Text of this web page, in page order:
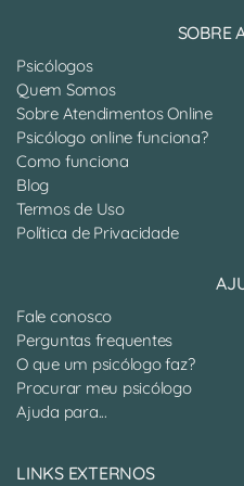
SOBRE
Psicólogos
Quem Somos
Sobre Atendimentos Online
Psicólogo online funciona?
Como funciona
Blog
Termos de Uso
Política de Privacidade
Fale conosco
Perguntas frequentes
O que um psicólogo faz?
Procurar meu psicólogo
Ajuda para...
LINKS EXTERNOS